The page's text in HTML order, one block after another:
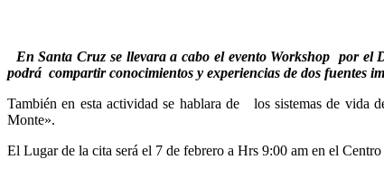
En Santa Cruz se llevara a cabo el evento Workshop por
podrá compartir conocimientos y experiencias de dos fuentes
También en esta actividad se hablara de los sistemas de vida
Monte».
El Lugar de la cita será el 7 de febrero a Hrs 9:00 am en el